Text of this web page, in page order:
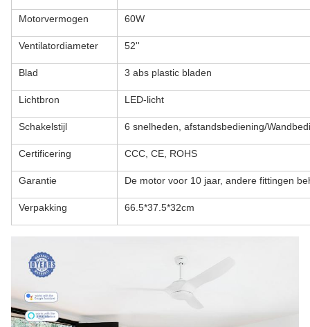
Motorvermogen 60W
Ventilatordiameter 52''
Blad 3 abs plastic bladen
Lichtbron LED-licht
Schakelstijl 6 snelheden, afstandsbediening/
Certificering CCC, CE, ROHS
Garantie De motor voor 10 jaar, andere fittingen
Verpakking 66.5*37.5*32cm